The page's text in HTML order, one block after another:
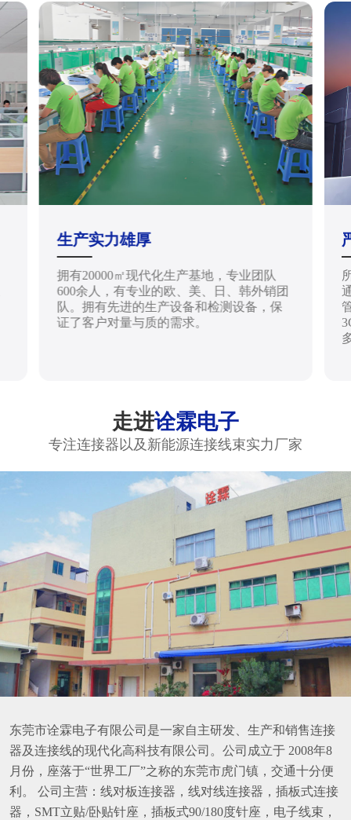
生产实力雄厚
拥有20000㎡现代化生产基地，专业团队
600余人，有专业的欧、美、日、韩外销团
队。拥有先进的生产设备和检测设备，保
证了客户对量与质的需求。
走进诠霖电子
专注连接器以及新能源连接线束实力厂家
东莞市诠霖电子有限公司是一家自主研发、生产和销售连接
器及连接线的现代化高科技有限公司。公司成立于 2008年8
月份，座落于“世界工厂”之称的东莞市虎门镇，交通十分便
利。 公司主营：线对板连接器，线对线连接器，插板式连接
器，SMT立贴/卧贴针座，插板式90/180度针座，电子线束，